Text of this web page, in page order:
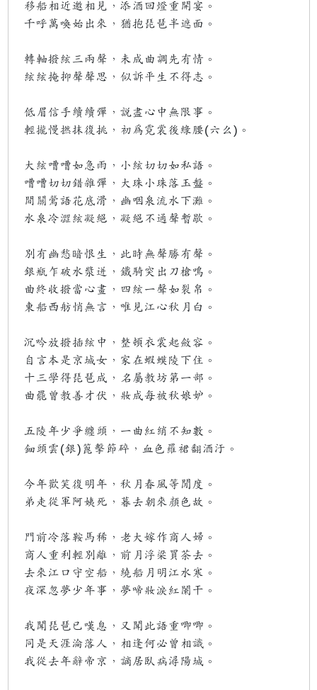
移船相近邀相見，添酒回燈重開宴。
千呼萬喚始出來，猶抱琵琶半遮面。
轉軸撥絃三兩聲，未成曲調先有情。
絃絃掩抑聲聲思，似訴平生不得志。
低眉信手續續彈，說盡心中無限事。
輕攏慢撚抹復挑，初為霓裳後綠腰(六么)。
大絃嘈嘈如急雨，小絃切切如私語。
嘈嘈切切錯雜彈，大珠小珠落玉盤。
間關鶯語花底滑，幽咽泉流水下灘。
水泉冷澀絃凝絕，凝絕不通聲暫歇。
別有幽愁暗恨生，此時無聲勝有聲。
銀瓶乍破水漿迸，鐵騎突出刀槍鳴。
曲終收撥當心畫，四絃一聲如裂帛。
東船西舫悄無言，唯見江心秋月白。
沉吟放撥插絃中，整頓衣裳起斂容。
自言本是京城女，家在蝦蟆陵下住。
十三學得琵琶成，名屬教坊第一部。
曲罷曾教善才伏，妝成每被秋娘妒。
五陵年少爭纏頭，一曲紅綃不知數。
鈿頭雲(銀)篦擊節碎，血色羅裙翻酒汙。
今年歡笑復明年，秋月春風等閒度。
弟走從軍阿姨死，暮去朝來顏色故。
門前冷落鞍馬稀，老大嫁作商人婦。
商人重利輕別離，前月浮梁買茶去。
去來江口守空船，繞船月明江水寒。
夜深忽夢少年事，夢啼妝淚紅闌干。
我聞琵琶已嘆息，又聞此語重唧唧。
同是天涯淪落人，相逢何必曾相識。
我從去年辭帝京，謫居臥病潯陽城。